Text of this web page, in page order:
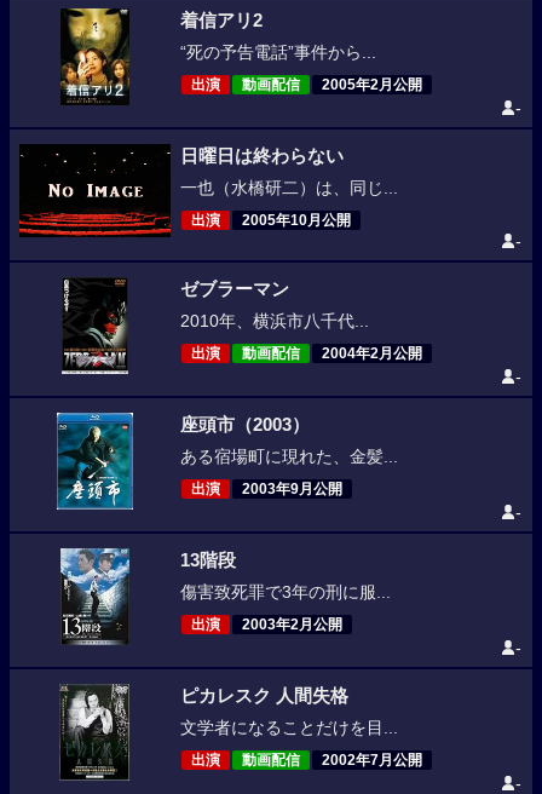
着信アリ2
“死の予告電話”事件から...
出演 動画配信 2005年2月公開
-
日曜日は終わらない
一也（水橋研二）は、同じ...
出演 2005年10月公開
-
ゼブラーマン
2010年、横浜市八千代...
出演 動画配信 2004年2月公開
-
座頭市（2003）
ある宿場町に現れた、金髪...
出演 2003年9月公開
-
13階段
傷害致死罪で3年の刑に服...
出演 2003年2月公開
-
ピカレスク 人間失格
文学者になることだけを目...
出演 動画配信 2002年7月公開
-